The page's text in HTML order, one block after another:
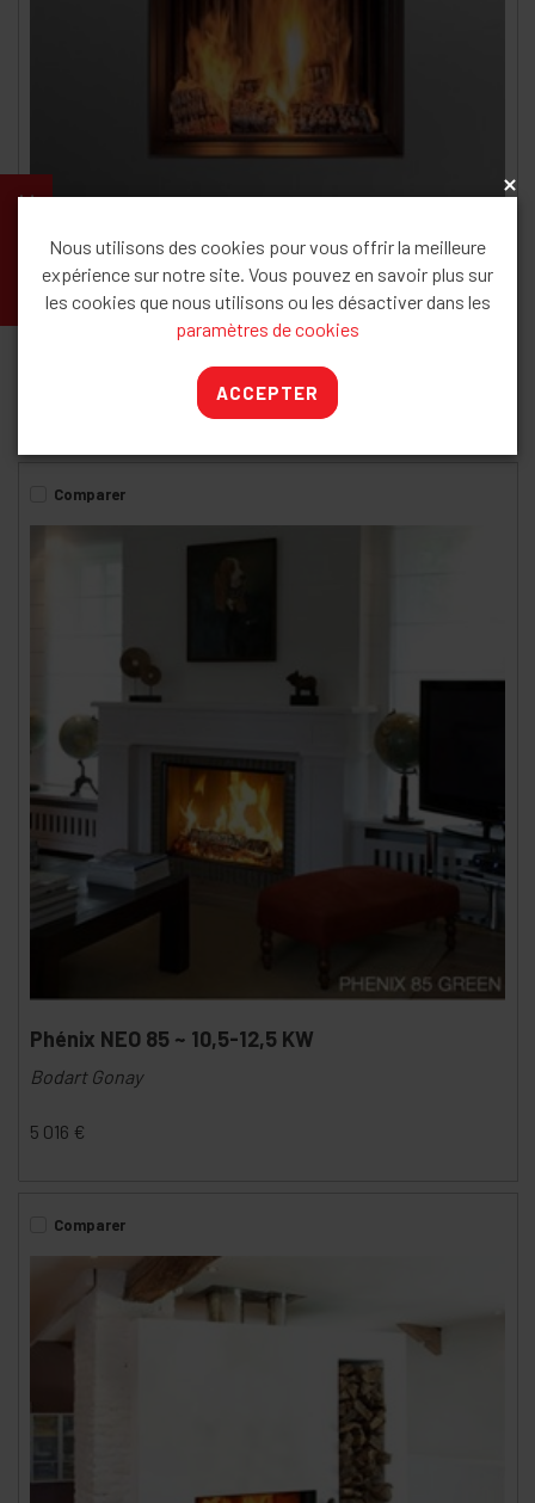
Phénix NEO 65V~6.5kw / 14kw
Comparer
Phénix NEO 85 ~ 10,5-12,5 KW
Bodart Gonay
5 016 €
Comparer
x
Nous utilisons des cookies pour vous offrir la meilleure
expérience sur notre site. Vous pouvez en savoir plus sur
les cookies que nous utilisons ou les désactiver dans les
paramètres de cookies
ACCEPTER